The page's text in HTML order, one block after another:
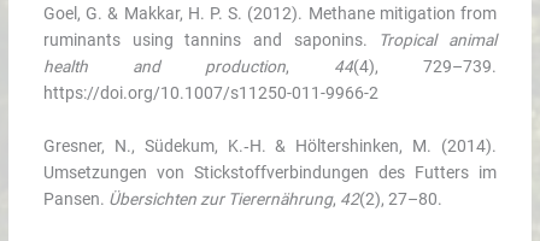
Goel, G. & Makkar, H. P. S. (2012). Methane mitigation from
ruminants using tannins and saponins.
Tropical animal
health and production, 44(4), 729–739.
https://doi.org/10.1007/s11250-011-9966-2
Gresner, N., Südekum, K.‑H. & Höltershinken, M. (2014).
Umsetzungen von Stickstoffverbindungen des Futters im
Pansen. Übersichten zur Tierernährung, 42(2), 27–80.